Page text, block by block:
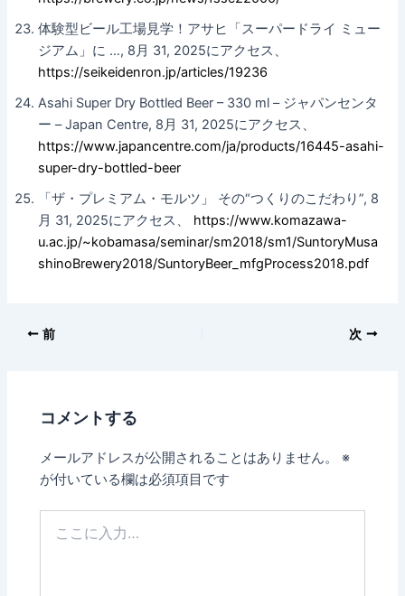
体験型ビール工場見学！アサヒ「スーパードライ ミュー
ジアム」に …, 8月 31, 2025にアクセス、
https://seikeidenron.jp/articles/19236
Asahi Super Dry Bottled Beer – 330 ml – ジャパンセンタ
ー – Japan Centre, 8月 31, 2025にアクセス、
https://www.japancentre.com/ja/products/16445-asahi-
super-dry-bottled-beer
「ザ・プレミアム・モルツ」 その“つくりのこだわり”, 8
月 31, 2025にアクセス、 https://www.komazawa-
u.ac.jp/~kobamasa/seminar/sm2018/sm1/SuntoryMusa
shinoBrewery2018/SuntoryBeer_mfgProcess2018.pdf
前 次
コメントする
メールアドレスが公開されることはありません。
※
が付いている欄は必須項目です